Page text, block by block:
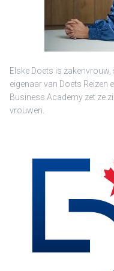
Elske Doets is
eigenaar van Doets Reizen
Business Academy zet ze
vrouwen.